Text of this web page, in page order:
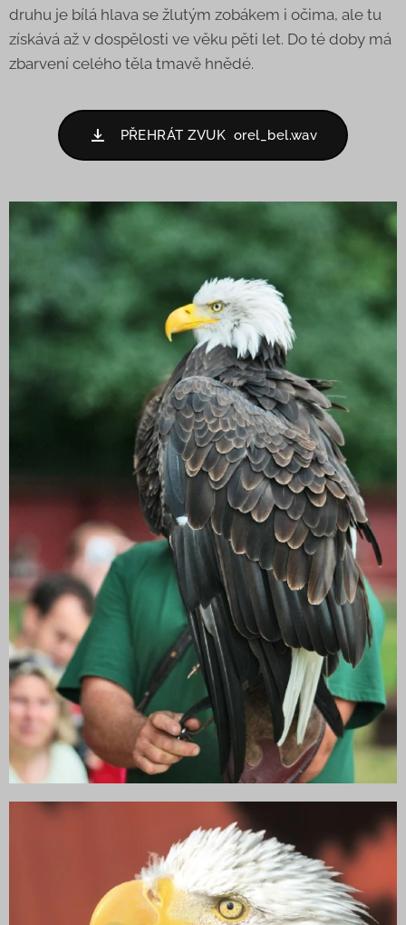
druhu je bílá hlava se žlutým zobákem i očima, ale tu
získává až v dospělosti ve věku pěti let. Do té doby má
zbarvení celého těla tmavě hnědé.
PŘEHRÁT ZVUK orel_bel.wav